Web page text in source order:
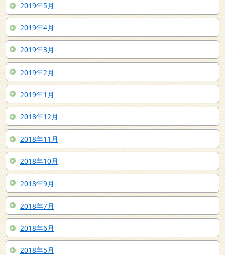
2019年5月
2019年4月
2019年3月
2019年2月
2019年1月
2018年12月
2018年11月
2018年10月
2018年9月
2018年7月
2018年6月
2018年5月